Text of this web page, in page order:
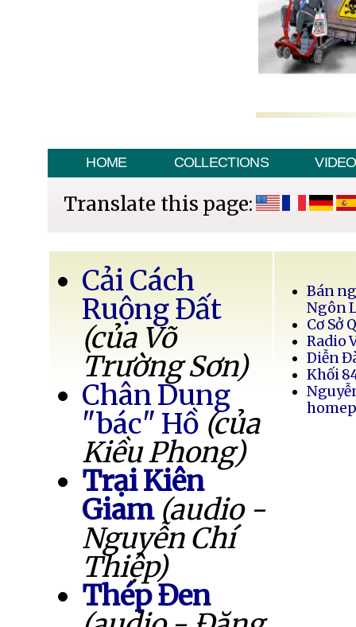
HOME COLLECTIONS VIDEO
Translate this page:
Cải Cách
Ruộng Đất
(của Võ
Trường Sơn)
Chân Dung
"bác" Hồ (của
Kiều Phong)
Trại Kiên
Giam (audio -
Nguyễn Chí
Thiệp)
Thép Đen
Bán
Ngôn
Cơ Sở
Radio
Diễn
Khối